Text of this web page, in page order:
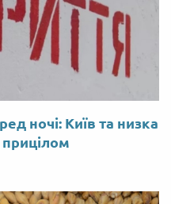
ночі: Київ та низка